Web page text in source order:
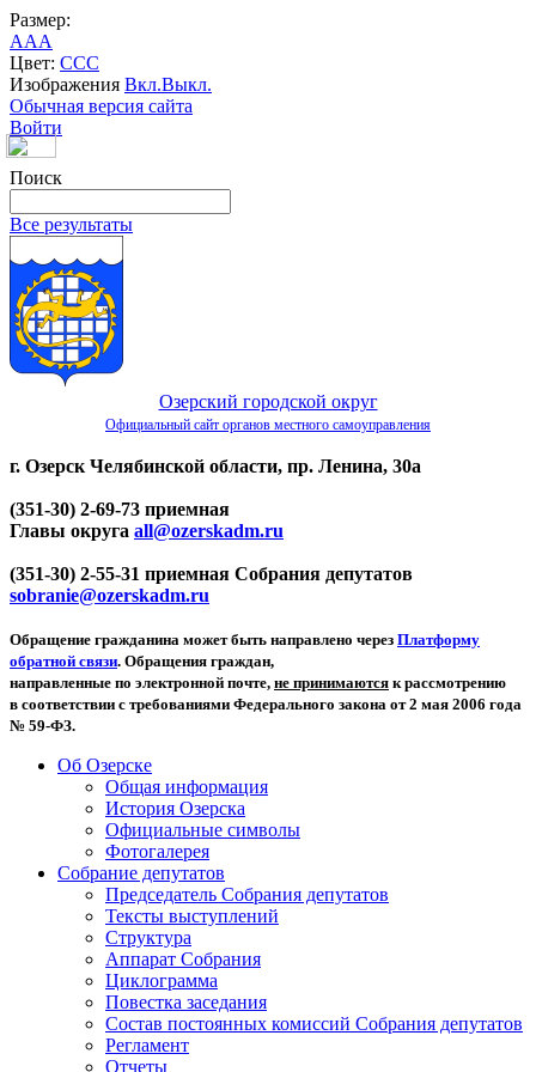
Размер:
AAA
Цвет: CCC
Изображения Вкл.Выкл.
Обычная версия сайта
Войти
Поиск
Все результаты
Озерский городской округ
Официальный сайт органов местного самоуправления
г. Озерск Челябинской области, пр. Ленина, 30а
(351-30) 2-69-73 приемная
Главы округа all@ozerskadm.ru
(351-30) 2-55-31 приемная Собрания депутатов
sobranie@ozerskadm.ru
Обращение гражданина может быть направлено через Платформу
обратной связи. Обращения граждан,
направленные по электронной почте, не принимаются к рассмотрению
в соответствии с требованиями Федерального закона от 2 мая 2006 года
№ 59-ФЗ.
Об Озерске
Общая информация
История Озерска
Официальные символы
Фотогалерея
Собрание депутатов
Председатель Собрания депутатов
Тексты выступлений
Структура
Аппарат Собрания
Циклограмма
Повестка заседания
Состав постоянных комиссий Собрания депутатов
Регламент
Отчеты